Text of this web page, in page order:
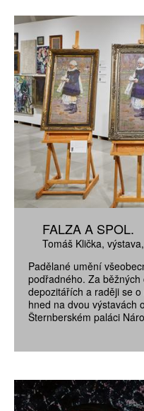
FALZA A SPOL.
Tomáš Klička výstava
Padělané umění
podřadného. Za
depozitářích a raději se
hned na dvou výstavách
Šternberském paláci